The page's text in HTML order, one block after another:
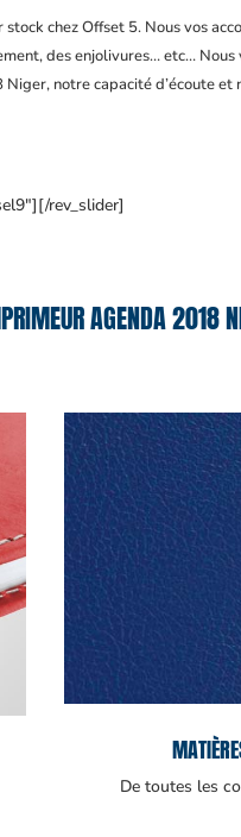
chez Offset 5. Nous vos
des enjolivures… etc…
Niger, notre capacité d’écoute
rev_slider]
AGENDA 2018
De toutes les